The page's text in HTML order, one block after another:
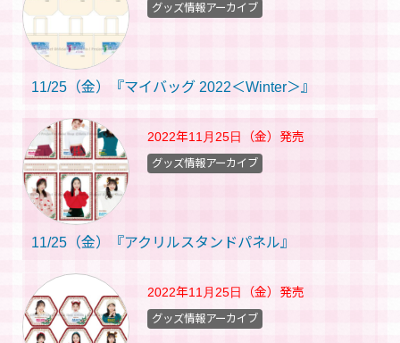
11/25（金）『マイバッグ 2022＜Winter＞』
グッズ情報アーカイブ
2022年11月25日（金） 発売
11/25（金）『アクリルスタンドパネル』
グッズ情報アーカイブ
2022年11月25日（金） 発売
グッズ情報アーカイブ